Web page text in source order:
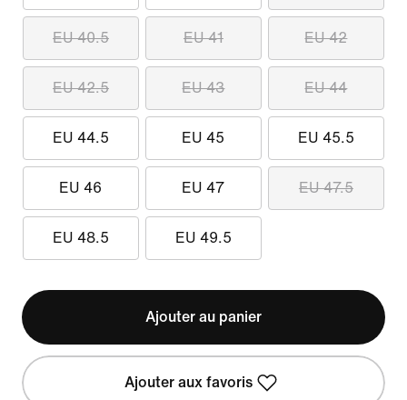
EU 40.5 EU 41 EU 42
EU 42.5 EU 43 EU 44
EU 44.5 EU 45 EU 45.5
EU 46 EU 47 EU 47.5
EU 48.5 EU 49.5
Ajouter au panier
Ajouter aux favoris